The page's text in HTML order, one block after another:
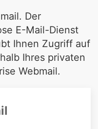
Der
E-Mail-Dienst
Ihnen Zugriff auf
Ihres privaten
Webmail.